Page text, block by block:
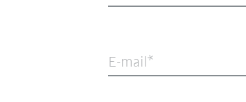
E-mail